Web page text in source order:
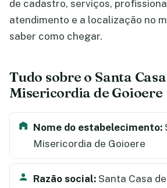
de cadastro, serviços,
atendimento e a localização no
saber como chegar.
Tudo sobre o Santa
Misericordia de Goioere
Nome do estabelecimento:
Misericordia de Goioere
Razão social: Santa Casa